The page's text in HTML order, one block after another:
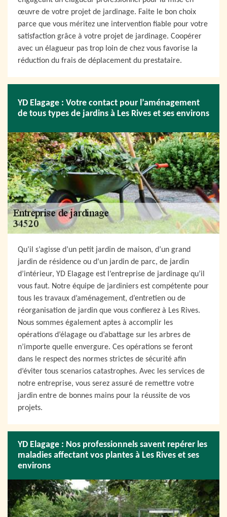
œuvre de votre projet de jardinage. Faite le bon choix
parce que vous méritez une intervention fiable pour votre
satisfaction grâce à votre projet de jardinage. Coopérer
avec un élagueur pas trop loin de chez vous favorise la
réduction du frais de déplacement du prestataire.
YD Elagage : Votre contact pour l’aménagement
de tous types de jardins à Les Rives et ses environs
Qu’il s’agisse d’un petit jardin de maison, d’un grand
jardin de résidence ou d’un jardin de parc, de jardin
d’intérieur, YD Elagage est l’entreprise de jardinage qu’il
vous faut. Notre équipe de jardiniers est compétente pour
tous les travaux d’aménagement, d’entretien ou de
réorganisation de jardin que vous confierez à Les Rives.
Nous sommes également aptes à accomplir les
opérations d’élagage ou d’abattage sur les arbres de
n’importe quelle envergure. Ces opérations se feront
dans le respect des normes strictes de sécurité afin
d’éviter tous scenarios catastrophes. Avec les services de
notre entreprise, vous serez assuré de remettre votre
jardin entre de bonnes mains pour la réussite de vos
projets.
YD Elagage : Nos professionnels savent repérer les
maladies affectant vos plantes à Les Rives et ses
environs